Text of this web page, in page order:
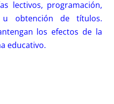
lectivos, programación,
u obtención de títulos.
los efectos de la
educativo.